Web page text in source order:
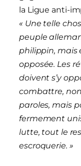
la Ligue anti-
« Une telle
peuple
philippin, mais
opposée. Les
doivent s’y
combattre,
paroles, mais
fermement
lutte, tout le
escroquerie. »